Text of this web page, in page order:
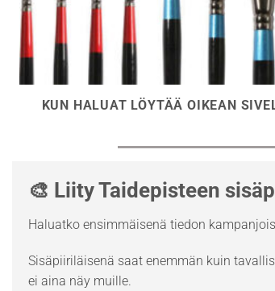
KUN HALUAT LÖYTÄÄ OIKEAN
🎨 Liity Taidepisteen
Haluatko ensimmäisenä tiedon
Sisäpiiriläisenä saat enemmän kuin
ei aina näy muille.